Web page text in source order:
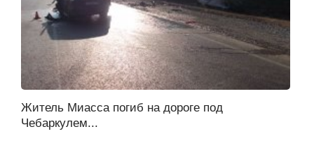
Житель Миасса погиб на дороге под
Чебаркулем...